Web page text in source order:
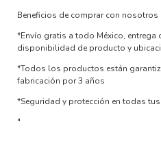
Beneficios de comprar con nosotros
*Envío gratis a todo México, entrega
disponibilidad de producto y
*Todos los productos están
fabricación por 3 años
*Seguridad y protección en todas
"